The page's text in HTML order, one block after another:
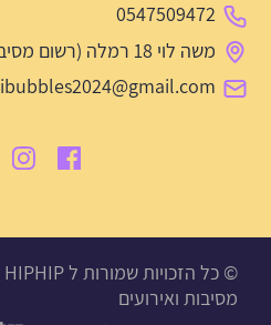
0547509472
משה לוי 18 רמלה (רשום מסיבאבלס על השלט בחנות)
מסיבות ואירועים